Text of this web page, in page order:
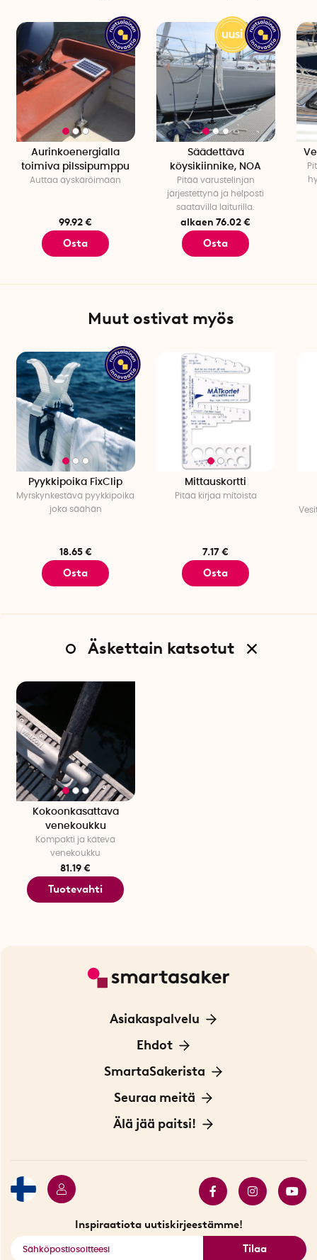
Aurinkoenergialla
toimiva pilssipumppu
Auttaa äyskäröimään
99.92 €
Osta
Säädettävä
köysikiinnike, NOA
Pitää varustelinjan
järjestettynä ja helposti
saatavilla laiturilla.
alkaen 76.02 €
Osta
Muut ostivat myös
Pyykkipoika FixClip
Myrskynkestävä pyykkipoika
joka säähän
18.65 €
Osta
Mittauskortti
Pitää kirjaa mitoista
7.17 €
Osta
Äskettain katsotut
Kokoonkasattava
venekoukku
Kompakti ja kätevä
venekoukku
81.19 €
Tuotevahti
Asiakaspalvelu
Ota yhteyttä
Ehdot
Tietoa evästeistä
Yksityisyydensuoja
Sopimusehdot
SmartaSakerista
Meistä
Myymälä Tukholmassa
Seuraa meitä
Innovaattoriblogi
Älä jää paitsi!
Inspiraatiota uutiskirjeestämme!
Tilaa